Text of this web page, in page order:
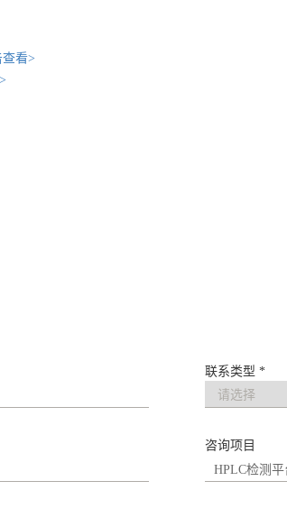
查看>
联系类型 *
咨询项目